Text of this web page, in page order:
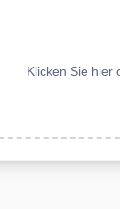
Klicken Sie hier